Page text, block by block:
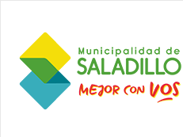
contenido
principal
Municipalidad
de Saladillo